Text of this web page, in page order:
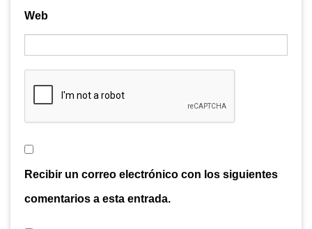
Web
Recibir un correo electrónico con los siguientes
comentarios a esta entrada.